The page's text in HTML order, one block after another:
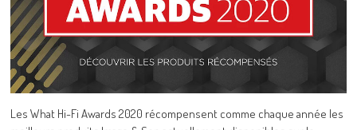
Les What Hi-Fi Awards 2020 récompensent comme chaque année les